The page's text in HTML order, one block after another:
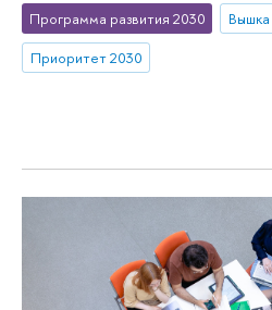
Программа развития 2030
Вышка
Приоритет 2030